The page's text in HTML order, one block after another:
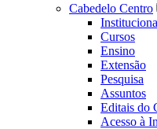
Cabedelo Centro
Cursos
Ensino
Extensão
Pesquisa
Assuntos
Editais do
Acesso à